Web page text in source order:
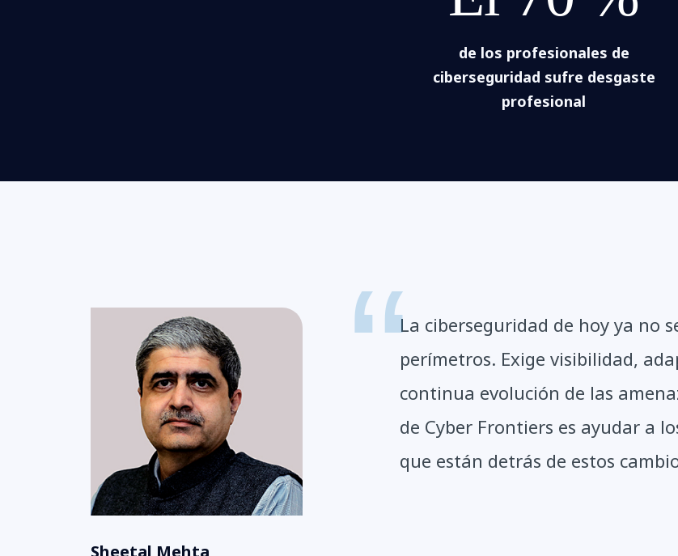
de los profesionales de
ciberseguridad sufre desgaste
profesional
La ciberseguridad de hoy ya no
perímetros. Exige visibilidad,
continua evolución de las
de Cyber Frontiers es ayudar a
que están detrás de estos